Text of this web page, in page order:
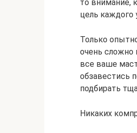
то внимание,
цель каждого
Только
очень сложно
все ваше
обзавестись
подбирать
Никаких